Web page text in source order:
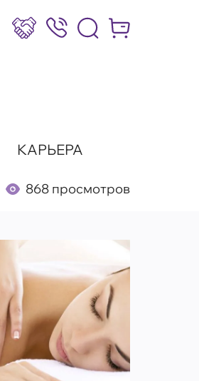
Сотрудничество
8 (800) 777-17-39
Интернет-
КАРЬЕРА
868 просмотров